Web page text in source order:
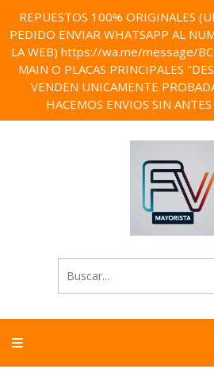
REPUESTOS 100% ORIGINALES
PEDIDO ENVIAR WHATSAPP AL
LA WEB) https://wa.me/message/
MAIN O PLACAS PRINCIPALES
VENDEN UNICAMENTE
HACEMOS ENVIOS SIN